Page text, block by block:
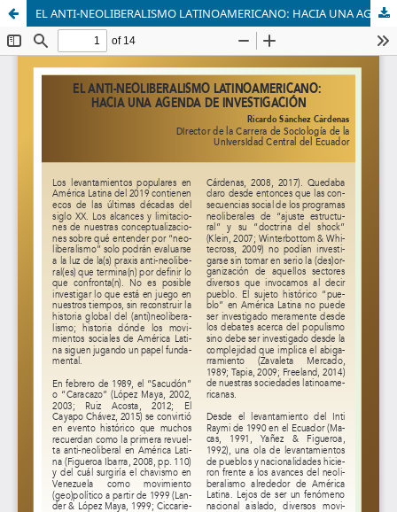
EL ANTI-NEOLIBERALISMO LATINOAMERICANO: HACIA UNA AGENDA DE INVESTIGACIÓN